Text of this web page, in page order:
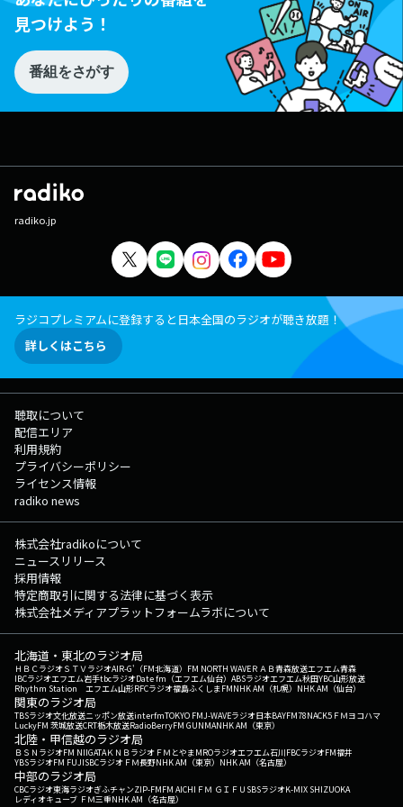
見つけよう！
番組をさがす
radiko.jp
ラジコプレミアムに登録すると日本全国のラジオが聴き放題！
詳しくはこちら
聴取について
配信エリア
利用規約
プライバシーポリシー
ライセンス情報
radiko news
株式会社radikoについて
ニュースリリース
採用情報
特定商取引に関する法律に基づく表示
株式会社メディアプラットフォームラボについて
北海道・東北のラジオ局
ＨＢＣラジオＳＴＶラジオAIR-G'（FM北海道） FM NORTH WAVEＲＡＢ青森放送エフエム青森
IBCラジオエフエム岩手tbcラジオDate fm（エフエム仙台） ABSラジオエフエム秋田YBC山形放送
Rhythm Station エフエム山形RFCラジオ福島ふくしまFMNHK AM（札幌） NHK AM（仙台）
関東のラジオ局
TBSラジオ文化放送ニッポン放送interfmTOKYO FMJ-WAVEラジオ日本BAYFM78NACK5 ＦＭヨコハマ
LuckyFM 茨城放送CRT栃木放送RadioBerryFM GUNMANHK AM（東京）
北陸・甲信越のラジオ局
ＢＳＮラジオFM NIIGATAＫＮＢラジオ ＦＭとやまMROラジオエフエム石川FBCラジオFM福井
YBSラジオFM FUJISBCラジオ ＦＭ長野NHK AM（東京） NHK AM（名古屋）
中部のラジオ局
CBCラジオ東海ラジオぎふチャンZIP-FMFM AICHI ＦＭ ＧＩＦＵ SBSラジオK-MIX SHIZUOKA
レディオキューブ ＦＭ三重NHK AM（名古屋）